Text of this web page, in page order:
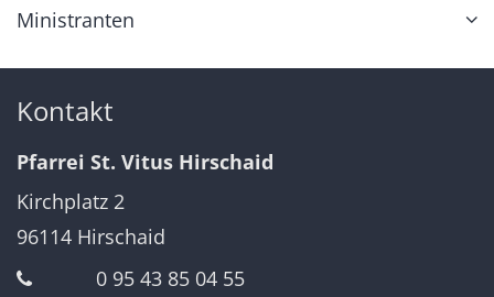
Ministranten
Kontakt
Pfarrei St. Vitus Hirschaid
Kirchplatz 2
96114 Hirschaid
0 95 43 85 04 55